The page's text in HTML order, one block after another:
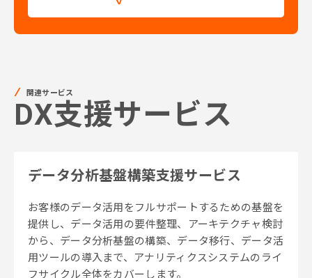
関連サービス
DX支援サービス
データ分析基盤構築支援サービス
お客様のデータ活用をフルサポートするための基盤を
提供し、データ活用の要件整理、アーキテクチャ検討
から、データ分析基盤の構築、データ移行、データ活
用ツールの導入まで、アナリティクスシステムのライ
フサイクル全体をカバーします。